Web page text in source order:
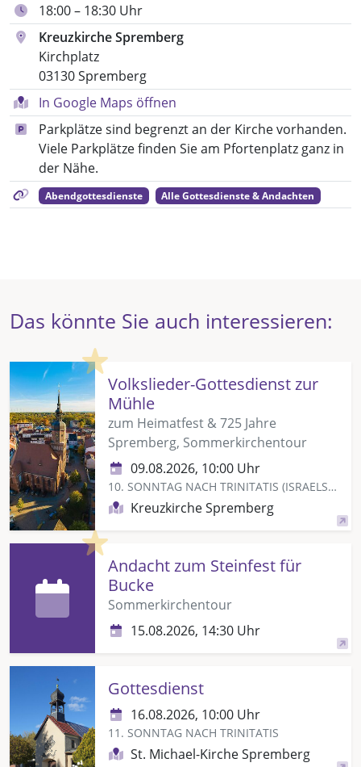
18:00 – 18:30 Uhr
Kreuzkirche Spremberg
Kirchplatz
03130 Spremberg
In Google Maps öffnen
Parkplätze sind begrenzt an der Kirche vorhanden.
Viele Parkplätze finden Sie am Pfortenplatz ganz in
der Nähe.
Abendgottesdienste Alle Gottesdienste & Andachten
Das könnte Sie auch interessieren:
Highlight
Volkslieder-Gottesdienst zur
Mühle
zum Heimatfest & 725 Jahre
Spremberg, Sommerkirchentour
09.08.2026, 10:00 Uhr
10. SONNTAG NACH TRINITATIS (ISRAELSONNTAG)
Kreuzkirche Spremberg
Highlight
Andacht zum Steinfest für
Bucke
Sommerkirchentour
15.08.2026, 14:30 Uhr
Gottesdienst
16.08.2026, 10:00 Uhr
11. SONNTAG NACH TRINITATIS
St. Michael-Kirche Spremberg